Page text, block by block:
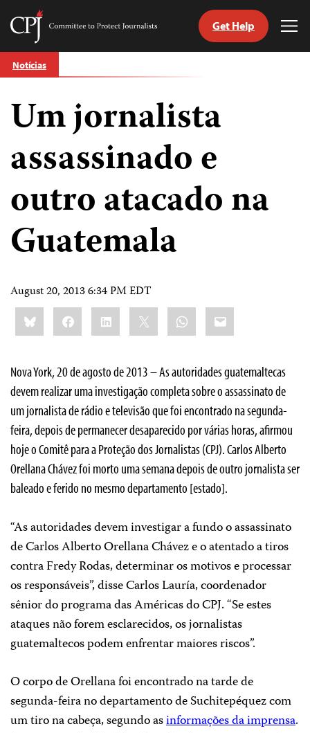
Skip
to
Committee
Journalists
Get Help
Notícias
Um jornalista
assassinado e
outro atacado na
Guatemala
August 20, 2013 6:34 PM EDT
Share
this:BlueskyFacebookLinkedIn WhatsApp
Email
Nova York, 20 de agosto de 2013 – As autoridades guatemaltecas
devem realizar uma investigação completa sobre o assassinato de
um jornalista de rádio e televisão que foi encontrado na segunda-
feira, depois de permanecer desaparecido por várias horas, afirmou
hoje o Comitê para a Proteção dos Jornalistas (CPJ). Carlos Alberto
Orellana Chávez foi morto uma semana depois de outro jornalista ser
baleado e ferido no mesmo departamento [estado].
“As autoridades devem investigar a fundo o assassinato
de Carlos Alberto Orellana Chávez e o atentado a tiros
contra Fredy Rodas, determinar os motivos e processar
os responsáveis”, disse Carlos Lauría, coordenador
sênior do programa das Américas do CPJ. “Se estes
ataques não forem esclarecidos, os jornalistas
guatemaltecos podem enfrentar maiores riscos”.
O corpo de Orellana foi encontrado na tarde de
segunda-feira no departamento de Suchitepéquez com
um tiro na cabeça, segundo asinformações da imprensa.